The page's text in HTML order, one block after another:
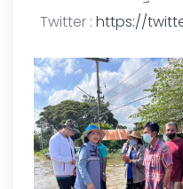
Twitter : https://